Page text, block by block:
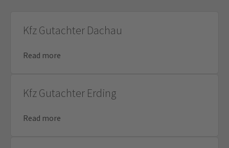
Kfz Gutachter Dachau
Read more
Kfz Gutachter Erding
Read more